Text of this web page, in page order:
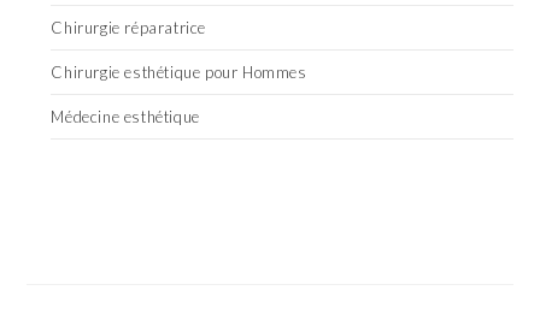
Chirurgie réparatrice
Chirurgie esthétique pour Hommes
Médecine esthétique